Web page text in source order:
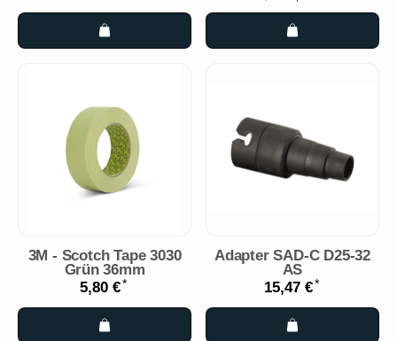
3M - Scotch Tape 3030
Grün 36mm
5,80 €*
Adapter SAD-C D25-32
AS
15,47 €*